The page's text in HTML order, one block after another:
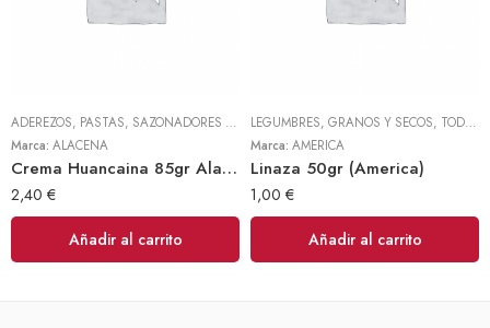
ADEREZOS, PASTAS, SAZONADORES Y CONDIMENTOS ,TODOS
Marca: ALACENA
Crema Huancaina 85gr Alacena
2,40 €
Añadir al carrito
LEGUMBRES, GRANOS Y SECOS, TODOS
Marca: AMERICA
Linaza 50gr (America)
1,00 €
Añadir al carrito